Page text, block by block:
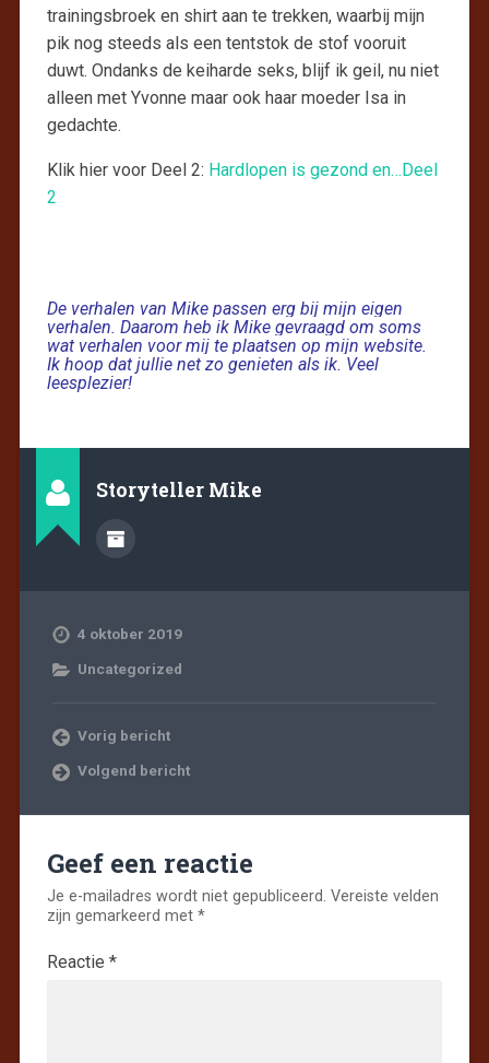
trainingsbroek en shirt aan te trekken, waarbij mijn
pik nog steeds als een tentstok de stof vooruit
duwt. Ondanks de keiharde seks, blijf ik geil, nu niet
alleen met Yvonne maar ook haar moeder Isa in
gedachte.
Klik hier voor Deel 2: Hardlopen is gezond en…Deel
2
De verhalen van Mike passen erg bij mijn eigen
verhalen. Daarom heb ik Mike gevraagd om soms
wat verhalen voor mij te plaatsen op mijn website.
Ik hoop dat jullie net zo genieten als ik. Veel
leesplezier!
Storyteller Mike
4 oktober 2019
Uncategorized
Vorig bericht
Volgend bericht
Geef een reactie
Je e-mailadres wordt niet gepubliceerd. Vereiste velden
zijn gemarkeerd met *
Reactie *